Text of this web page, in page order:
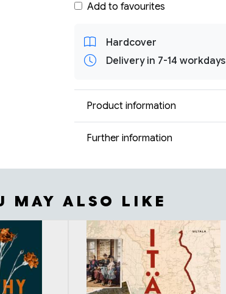
Add to favourites
Hardcover
Delivery in 7-14 workdays
Product information
Further information
MAY ALSO LIKE